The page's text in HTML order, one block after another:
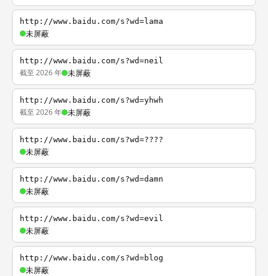
http://www.baidu.com/s?wd=lama
未屏蔽
http://www.baidu.com/s?wd=neil
截至 2026 年 未屏蔽
http://www.baidu.com/s?wd=yhwh
截至 2026 年 未屏蔽
http://www.baidu.com/s?wd=????
未屏蔽
http://www.baidu.com/s?wd=damn
未屏蔽
http://www.baidu.com/s?wd=evil
未屏蔽
http://www.baidu.com/s?wd=blog
未屏蔽